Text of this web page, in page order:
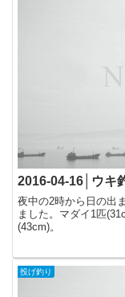
2016-04-16│ウキ
夜中の2時から日の出
ました。マダイ1匹
(43cm)。
投げ釣り